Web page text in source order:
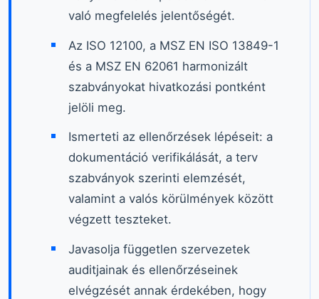
való megfelelés jelentőségét.
Az ISO 12100, a MSZ EN ISO 13849-1
és a MSZ EN 62061 harmonizált
szabványokat hivatkozási pontként
jelöli meg.
Ismerteti az ellenőrzések lépéseit: a
dokumentáció verifikálását, a terv
szabványok szerinti elemzését,
valamint a valós körülmények között
végzett teszteket.
Javasolja független szervezetek
auditjainak és ellenőrzéseinek
elvégzését annak érdekében, hogy